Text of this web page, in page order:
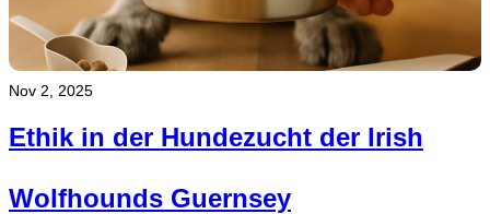
Nov 2, 2025
Ethik in der Hundezucht der Irish
Wolfhounds Guernsey